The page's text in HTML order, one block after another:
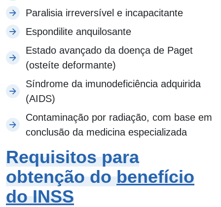
Paralisia irreversível e incapacitante
Espondilite anquilosante
Estado avançado da doença de Paget
(osteíte deformante)
Síndrome da imunodeficiência adquirida
(AIDS)
Contaminação por radiação, com base em
conclusão da medicina especializada
Requisitos para
obtenção dobenefício
do INSS